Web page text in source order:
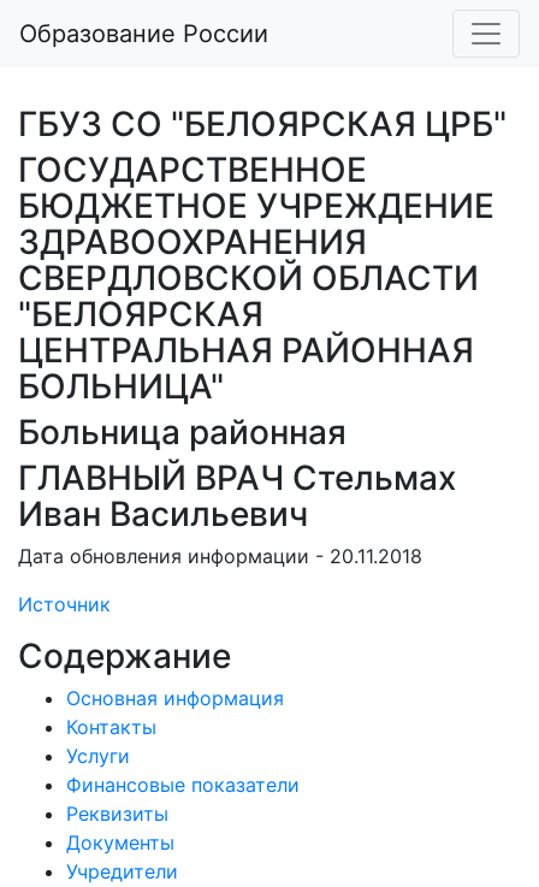
Образование России
ГБУЗ СО "БЕЛОЯРСКАЯ ЦРБ"
ГОСУДАРСТВЕННОЕ
БЮДЖЕТНОЕ УЧРЕЖДЕНИЕ
ЗДРАВООХРАНЕНИЯ
СВЕРДЛОВСКОЙ ОБЛАСТИ
"БЕЛОЯРСКАЯ
ЦЕНТРАЛЬНАЯ РАЙОННАЯ
БОЛЬНИЦА"
Больница районная
ГЛАВНЫЙ ВРАЧ Стельмах
Иван Васильевич
Дата обновления информации - 20.11.2018
Источник
Содержание
Основная информация
Контакты
Услуги
Финансовые показатели
Реквизиты
Документы
Учредители